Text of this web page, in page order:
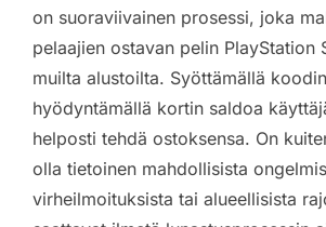
on suoraviivainen prosessi, joka
pelaajien ostavan pelin PlayStation
muilta alustoilta. Syöttämällä
hyödyntämällä kortin saldoa
helposti tehdä ostoksensa. On
olla tietoinen mahdollisista
virheilmoituksista tai alueellisista